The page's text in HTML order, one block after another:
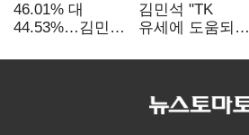
46.01% 대
44.53%…김민석·
'초박빙'(종합
김민석 "TK
유세에 도움되는
"벌써 대표된 양